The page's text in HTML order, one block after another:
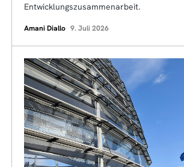
Entwicklungszusammenarbeit.
Amani Diallo 9. Juli 2026